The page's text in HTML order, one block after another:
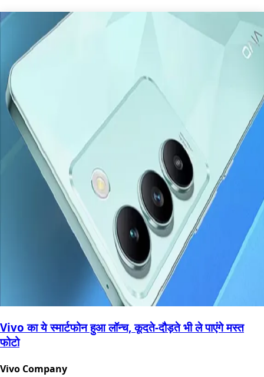
Vivo का ये स्मार्टफोन हुआ लॉन्च, कूदते-दौड़ते भी ले पाएंगे मस्त
फोटो
Vivo Company